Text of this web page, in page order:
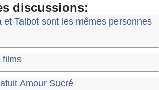
discussions:
et Talbot sont les mêmes personnes
films
Amour Sucré